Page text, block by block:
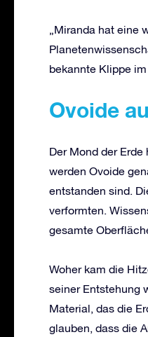
„Miranda hat eine
bekannte Klippe
Ovoide
Der Mond der
werden Ovoide
entstanden sind.
verformten.
gesamte
Woher kam die
seiner Entstehung
Material, das die
glauben, dass die